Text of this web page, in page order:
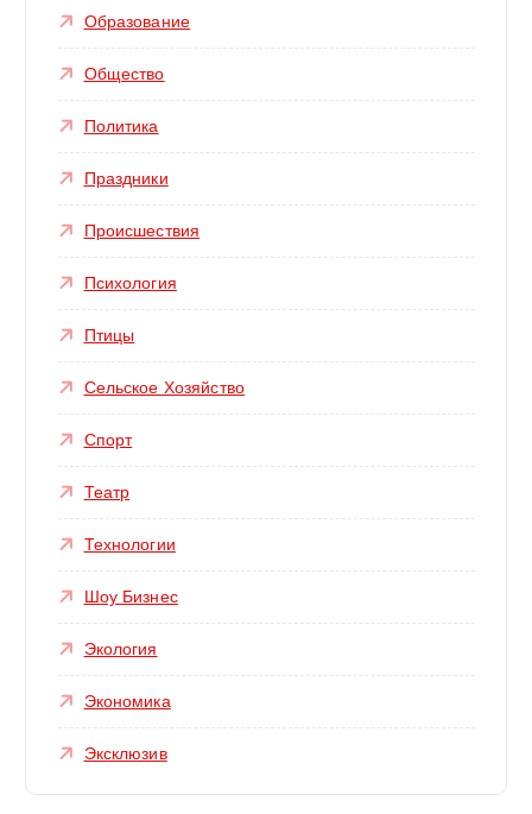
Образование
Общество
Политика
Праздники
Происшествия
Психология
Птицы
Сельское Хозяйство
Спорт
Театр
Технологии
Шоу Бизнес
Экология
Экономика
Эксклюзив